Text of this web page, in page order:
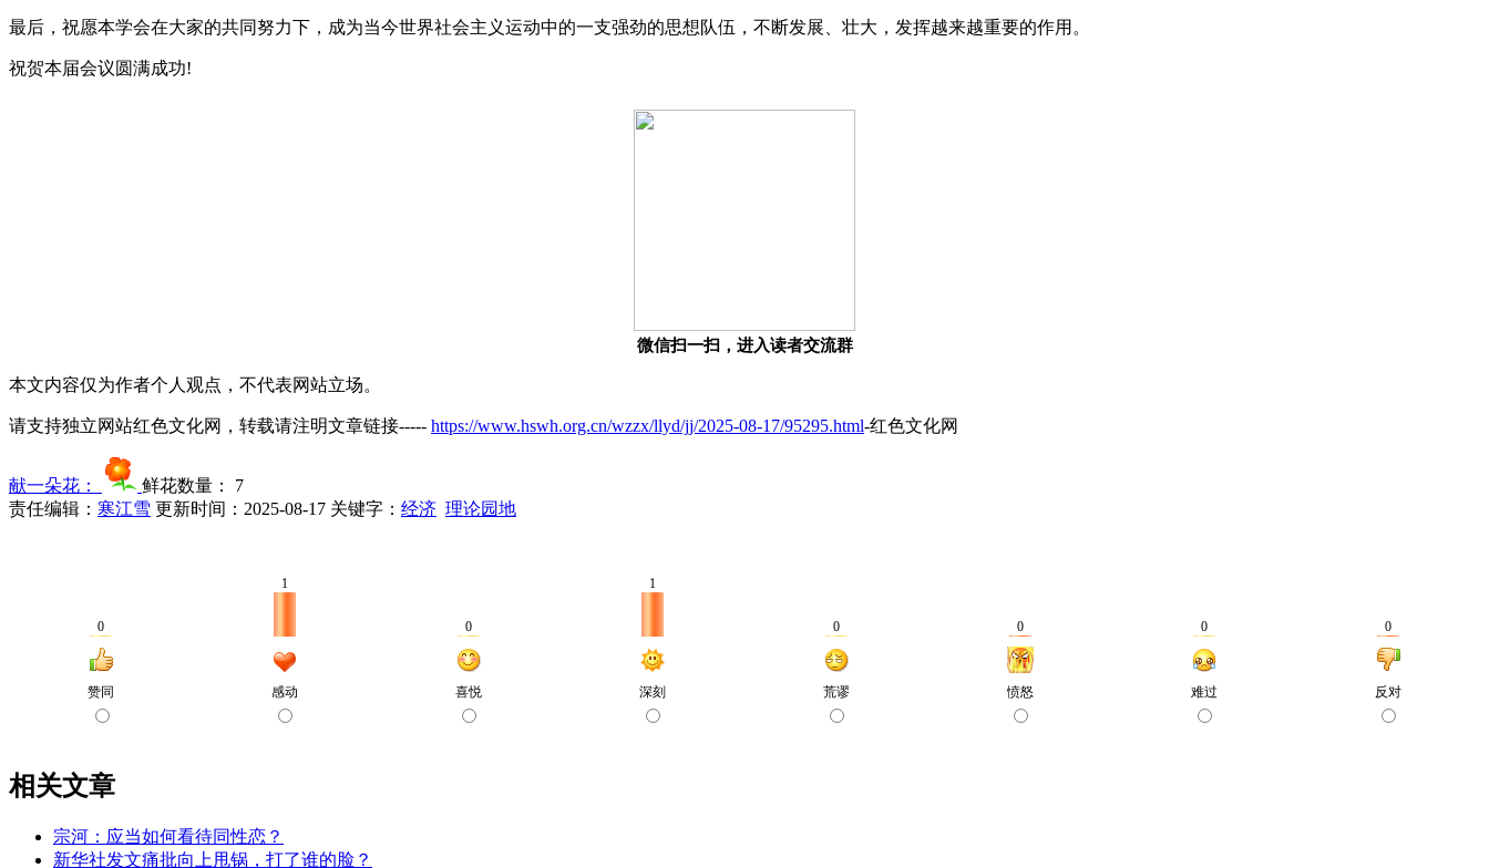
最后，祝愿本学会在大家的共同努力下，成为当今世界社会主义运动中的一支强劲的思想队伍，不断发展、壮大，发挥越来越重要的作用。
祝贺本届会议圆满成功!
微信扫一扫，进入读者交流群
本文内容仅为作者个人观点，不代表网站立场。
请支持独立网站红色文化网，转载请注明文章链接----- https://www.hswh.org.cn/wzzx/llyd/jj/2025-08-17/95295.html-红色文化网
献一朵花： 鲜花数量： 7
责任编辑： 寒江雪 更新时间：2025-08-17 关键字： 经济 理论园地
相关文章
宗河：应当如何看待同性恋？
新华社发文痛批向上甩锅，打了谁的脸？